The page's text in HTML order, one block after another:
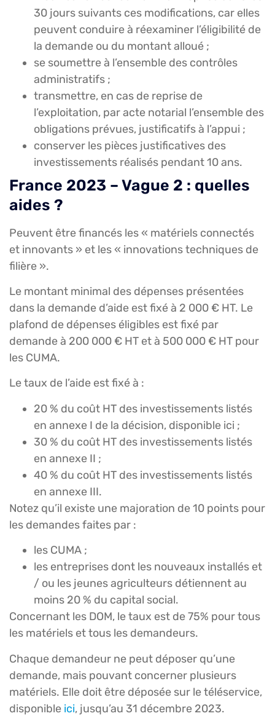
30 jours suivants ces modifications, car elles
peuvent conduire à réexaminer l’éligibilité de
la demande ou du montant alloué ;
se soumettre à l’ensemble des contrôles
administratifs ;
transmettre, en cas de reprise de
l’exploitation, par acte notarial l’ensemble des
obligations prévues, justificatifs à l’appui ;
conserver les pièces justificatives des
investissements réalisés pendant 10 ans.
France 2023 – Vague 2 : quelles
aides ?
Peuvent être financés les « matériels connectés
et innovants » et les « innovations techniques de
filière ».
Le montant minimal des dépenses présentées
dans la demande d’aide est fixé à 2 000 € HT. Le
plafond de dépenses éligibles est fixé par
demande à 200 000 € HT et à 500 000 € HT pour
les CUMA.
Le taux de l’aide est fixé à :
20 % du coût HT des investissements listés
en annexe I de la décision, disponible ici ;
30 % du coût HT des investissements listés
en annexe II ;
40 % du coût HT des investissements listés
en annexe III.
Notez qu’il existe une majoration de 10 points pour
les demandes faites par :
les CUMA ;
les entreprises dont les nouveaux installés et
/ ou les jeunes agriculteurs détiennent au
moins 20 % du capital social.
Concernant les DOM, le taux est de 75% pour tous
les matériels et tous les demandeurs.
Chaque demandeur ne peut déposer qu’une
demande, mais pouvant concerner plusieurs
matériels. Elle doit être déposée sur le téléservice,
disponible ici, jusqu’au 31 décembre 2023.